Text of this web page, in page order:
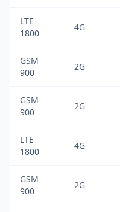
LTE
1800
4G
GSM
900
2G
GSM
900
2G
LTE
1800
4G
GSM
900
2G